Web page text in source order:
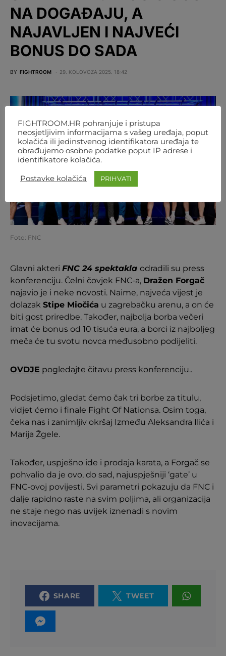
NA DOGAĐAJU, A
NAJAVLJEN I NAJVEĆI
BONUS DO SADA
BY FIGHTROOM 29. KOLOVOZA 2025. 18:42
Foto: FNC
Glavni akteri FNC 24 spektakla odradili su press
konferenciju. Čelni čovjek FNC-a, Dražen Forgač
najavio je i neke novosti. Naime, najveća vijest je
dolazak Stipe Miočića u zagrebačku arenu, a on će
biti gost priredbe. Također, najbolja borba večeri
imat će bonus od 10 tisuća eura, a borci iz najboljeg
meča će tu svotu novca međusobno podijeliti.
OVDJE pogledajte čitavu press konferenciju..
Podsjetimo, gledat ćemo čak tri borbe za titulu,
vidjet ćemo i finale Fight Of Nationsa. Osim toga,
čeka nas i zanimljiv okršaj Između Aleksandra Ilića i
Marija Žgele.
Također, uspješno ide i prodaja karata, a Forgač se
pohvalio da je ovo, do sad, najuspješniji ‘gate’ u
FNC-ovoj povijesti. Svi parametri pokazuju da FNC i
dalje rapidno raste na svim poljima, ali organizacija
ne staje nego nas uvijek iznenadi s novim
inovacijama.
SHARE TWEET
FIGHTROOM.HR pohranjuje i pristupa
neosjetljivim informacijama s vašeg uređaja, poput
kolačića ili jedinstvenog identifikatora uređaja te
obrađujemo osobne podatke poput IP adrese i
identifikatore kolačića.
Postavke kolačića PRIHVATI